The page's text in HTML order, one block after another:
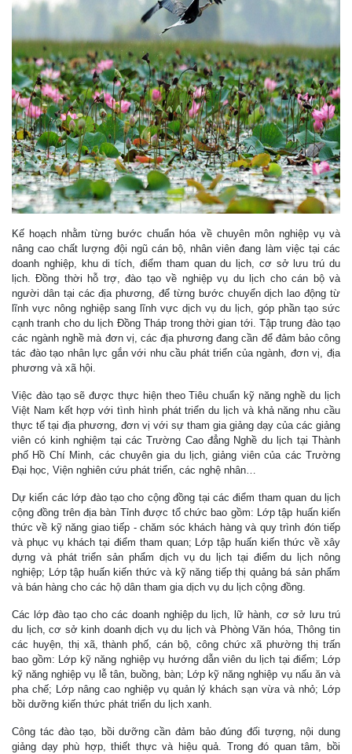
Kế hoạch nhằm từng bước chuẩn hóa về chuyên môn nghiệp vụ và
nâng cao chất lượng đội ngũ cán bộ, nhân viên đang làm việc tại các
doanh nghiệp, khu di tích, điểm tham quan du lịch, cơ sở lưu trú du
lịch. Đồng thời hỗ trợ, đào tạo về nghiệp vụ du lịch cho cán bộ và
người dân tại các địa phương, để từng bước chuyển dịch lao động từ
lĩnh vực nông nghiệp sang lĩnh vực dịch vụ du lịch, góp phần tạo sức
cạnh tranh cho du lịch Đồng Tháp trong thời gian tới. Tập trung đào tạo
các ngành nghề mà đơn vị, các địa phương đang cần để đảm bảo công
tác đào tạo nhân lực gắn với nhu cầu phát triển của ngành, đơn vị, địa
phương và xã hội.
Việc đào tạo sẽ được thực hiện theo Tiêu chuẩn kỹ năng nghề du lịch
Việt Nam kết hợp với tình hình phát triển du lịch và khả năng nhu cầu
thực tế tại địa phương, đơn vị với sự tham gia giảng dạy của các giảng
viên có kinh nghiệm tại các Trường Cao đẳng Nghề du lịch tại Thành
phố Hồ Chí Minh, các chuyên gia du lịch, giảng viên của các Trường
Đại học, Viện nghiên cứu phát triển, các nghệ nhân…
Dự kiến các lớp đào tạo cho cộng đồng tại các điểm tham quan du lịch
cộng đồng trên địa bàn Tỉnh được tổ chức bao gồm: Lớp tập huấn kiến
thức về kỹ năng giao tiếp - chăm sóc khách hàng và quy trình đón tiếp
và phục vụ khách tại điểm tham quan; Lớp tập huấn kiến thức về xây
dựng và phát triển sản phẩm dịch vụ du lịch tại điểm du lịch nông
nghiệp; Lớp tập huấn kiến thức và kỹ năng tiếp thị quảng bá sản phẩm
và bán hàng cho các hộ dân tham gia dịch vụ du lịch cộng đồng.
Các lớp đào tạo cho các doanh nghiệp du lịch, lữ hành, cơ sở lưu trú
du lịch, cơ sở kinh doanh dịch vụ du lịch và Phòng Văn hóa, Thông tin
các huyện, thị xã, thành phố, cán bộ, công chức xã phường thị trấn
bao gồm: Lớp kỹ năng nghiệp vụ hướng dẫn viên du lịch tại điểm; Lớp
kỹ năng nghiệp vụ lễ tân, buồng, bàn; Lớp kỹ năng nghiệp vụ nấu ăn và
pha chế; Lớp nâng cao nghiệp vụ quản lý khách sạn vừa và nhỏ; Lớp
bồi dưỡng kiến thức phát triển du lịch xanh.
Công tác đào tạo, bồi dưỡng cần đảm bảo đúng đối tượng, nội dung
giảng dạy phù hợp, thiết thực và hiệu quả. Trong đó quan tâm, bồi